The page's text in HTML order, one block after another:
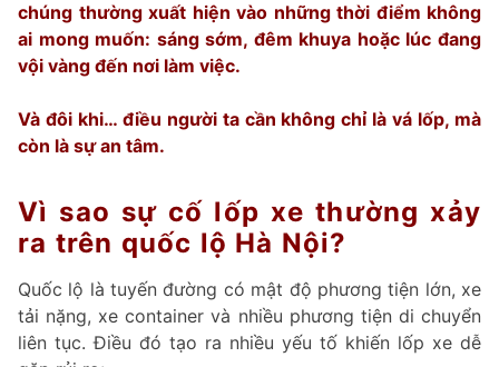
chúng thường xuất hiện vào những thời điểm không
ai mong muốn: sáng sớm, đêm khuya hoặc lúc đang
vội vàng đến nơi làm việc.
Và đôi khi… điều người ta cần không chỉ là vá lốp, mà
còn là sự an tâm.
Vì sao sự cố lốp xe thường xảy
ra trên quốc lộ Hà Nội?
Quốc lộ là tuyến đường có mật độ phương tiện lớn, xe
tải nặng, xe container và nhiều phương tiện di chuyển
liên tục. Điều đó tạo ra nhiều yếu tố khiến lốp xe dễ